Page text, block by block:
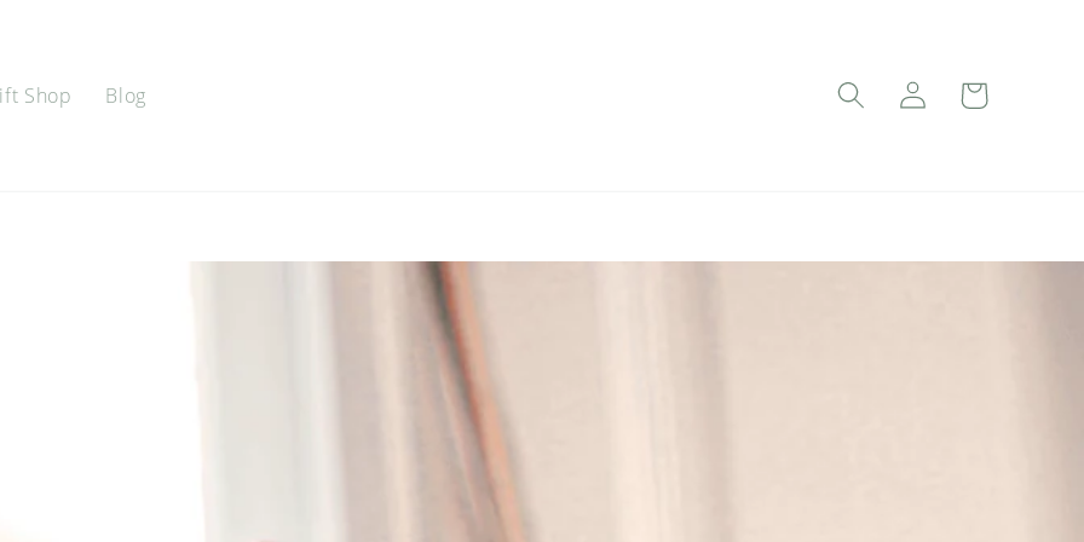
Shop Blog
Iniciar
sesión
Carrito